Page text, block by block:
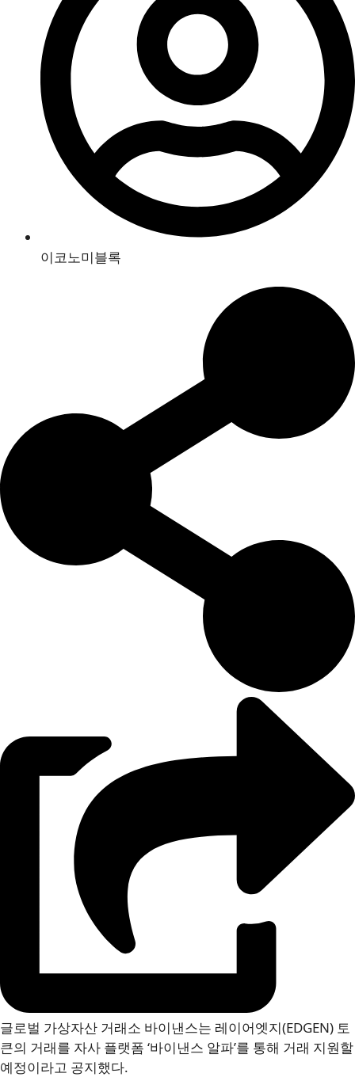
이코노미블록
글로벌 가상자산 거래소 바이낸스는 레이어엣지(EDGEN) 토
큰의 거래를 자사 플랫폼 ‘바이낸스 알파’를 통해 거래 지원할
예정이라고 공지했다.